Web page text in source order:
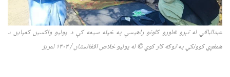
عبدالباقي له تېرو څلورو کلونو راهیسېپه خپله سیمه کې د پولیو واکسینکمپایند
همغږي کوونکي په توګه کار کوي © له پولیو خلاص افغانستان / ۱۴۰۴ لمریز